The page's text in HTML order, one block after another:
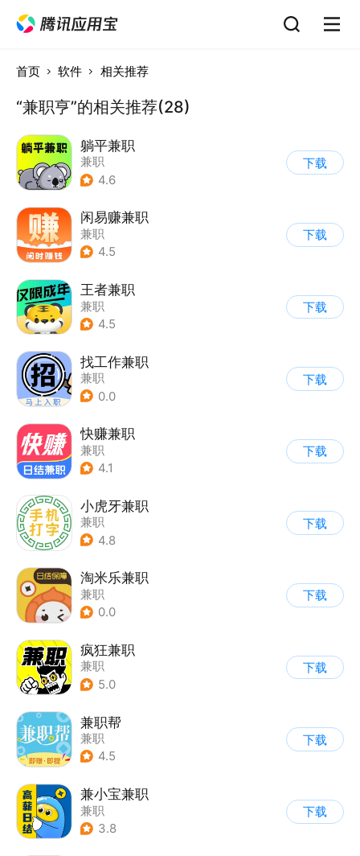
首页 软件 相关推荐
“兼职亨”的相关推荐(28)
躺平兼职
兼职
4.6
下载
闲易赚兼职
兼职
4.5
下载
王者兼职
兼职
4.5
下载
找工作兼职
兼职
0.0
下载
快赚兼职
兼职
4.1
下载
小虎牙兼职
兼职
4.8
下载
淘米乐兼职
兼职
0.0
下载
疯狂兼职
兼职
5.0
下载
兼职帮
兼职
4.5
下载
兼小宝兼职
兼职
3.8
下载